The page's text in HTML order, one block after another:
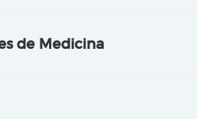
de Medicina